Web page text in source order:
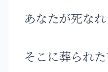
あなたが死な
そこに葬られた